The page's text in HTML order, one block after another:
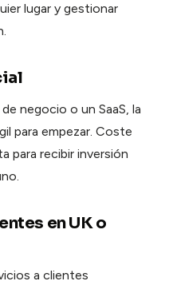
lugar y gestionar
negocio o un SaaS, la
para empezar. Coste
para recibir inversión
en UK o
a clientes